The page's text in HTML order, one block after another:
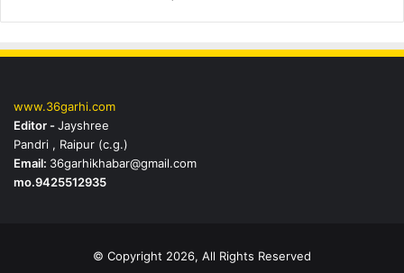
www.36garhi.com
Editor -Jayshree
Pandri , Raipur (c.g.)
Email: 36garhikhabar@gmail.com
mo.9425512935
© Copyright 2026, All Rights Reserved